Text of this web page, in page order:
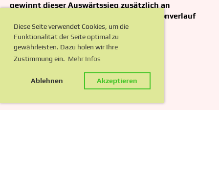
Diese Seite verwendet Cookies, um die
Funktionalität der Seite optimal zu
gewährleisten. Dazu holen wir Ihre
Zustimmung ein. Mehr Infos
Ablehnen Akzeptieren
gewinnt dieser Auswärtssieg zusätzlich an
Bedeutung und könnte im weiteren Saisonverlauf
noch Gold wert sein.